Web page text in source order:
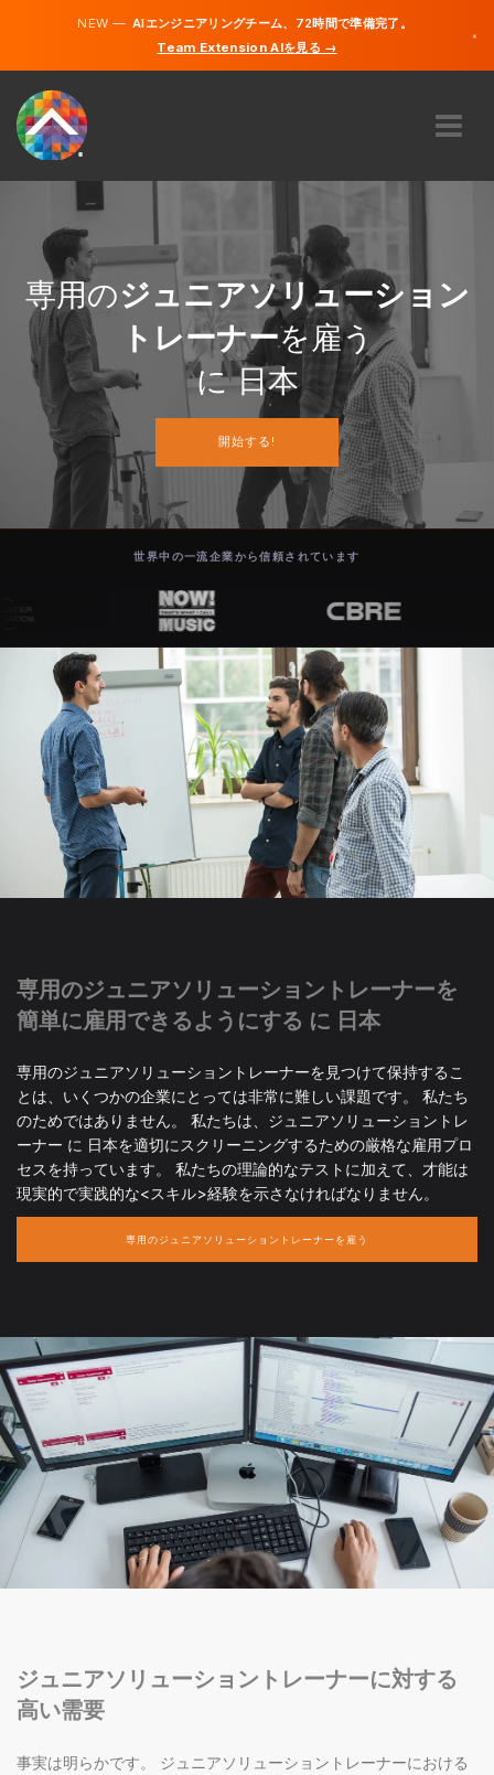
NEW —AIエンジニアリングチーム、72時間で準備完了。
Team Extension AIを見る →
×
どのように機能するのですか？
キャリア
雇う
日本
開始する
専用のジュニアソリューション
トレーナーを雇う
に 日本
開始する!
世界中の一流企業から信頼されています
専用のジュニアソリューショントレーナーを
簡単に雇用できるようにする に 日本
専用のジュニアソリューショントレーナーを見つけて保持するこ
とは、いくつかの企業にとっては非常に難しい課題です。 私たち
のためではありません。 私たちは、ジュニアソリューショントレ
ーナー に 日本を適切にスクリーニングするための厳格な雇用プロ
セスを持っています。 私たちの理論的なテストに加えて、才能は
現実的で実践的な<スキル>経験を示さなければなりません。
専用のジュニアソリューショントレーナーを雇う
ジュニアソリューショントレーナーに対する
高い需要
事実は明らかです。 ジュニアソリューショントレーナーにおける